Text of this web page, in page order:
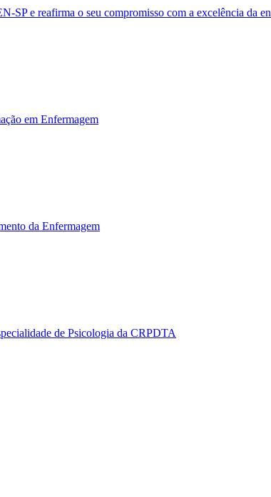
SP e reafirma o seu compromisso com a excelência da
em Enfermagem
da Enfermagem
de Psicologia da CRPDTA